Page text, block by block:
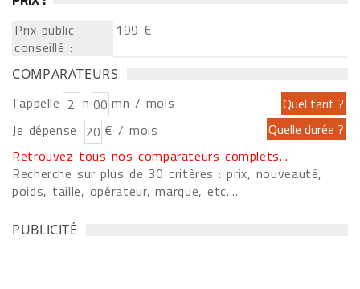
Prix public
conseillé :
199 €
COMPARATEURS
J'appelle h
mn / mois
Je dépense
€ / mois
Retrouvez tous nos comparateurs complets...
Recherche sur plus de 30 critères : prix, nouveauté,
poids, taille, opérateur, marque, etc....
PUBLICITÉ